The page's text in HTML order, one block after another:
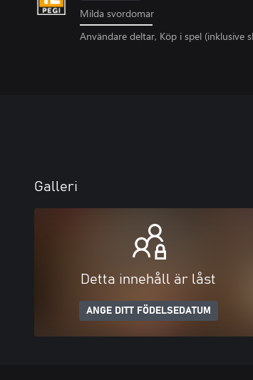
Milda svordomar
Användare deltar, Köp i spel (inklusive
Galleri
Detta innehåll är låst
ANGE DITT FÖDELSEDATUM